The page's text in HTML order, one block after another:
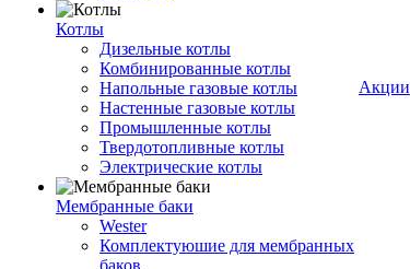
Котлы
Дизельные котлы
Комбинированные котлы
Напольные газовые котлы
Настенные газовые котлы
Промышленные котлы
Твердотопливные котлы
Электрические котлы
Мембранные баки
Wester
Комплектуюшие для мембранных
баков
Акции